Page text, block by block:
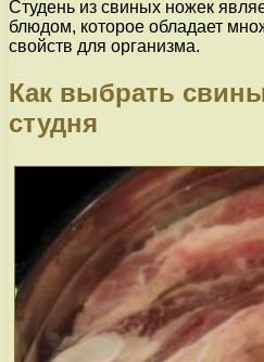
Студень из свиных ножек
блюдом, которое обладает
свойств для организма.
Как выбрать
студня